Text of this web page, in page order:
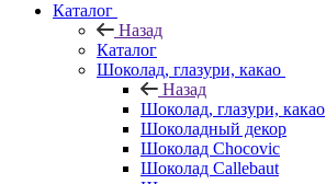
Каталог
Назад
Каталог
Шоколад, глазури, какао
Назад
Шоколад, глазури, какао
Шоколадный декор
Шоколад Chocovic
Шоколад Callebaut